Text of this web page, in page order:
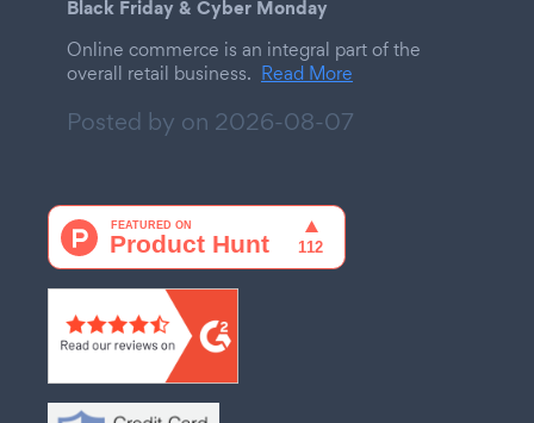
Black Friday & Cyber Monday
Online commerce is an integral part of the
overall retail business. Read More
Posted by on 2026-08-07